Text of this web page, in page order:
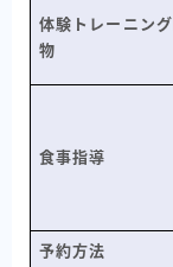
体験トレーニン
物
食事指導
予約方法